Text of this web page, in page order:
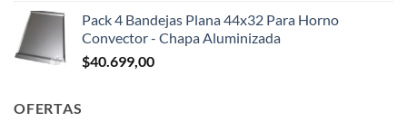
Pack 4 Bandejas Plana 44x32 Para Horno
Convector - Chapa Aluminizada
$40.699,00
OFERTAS